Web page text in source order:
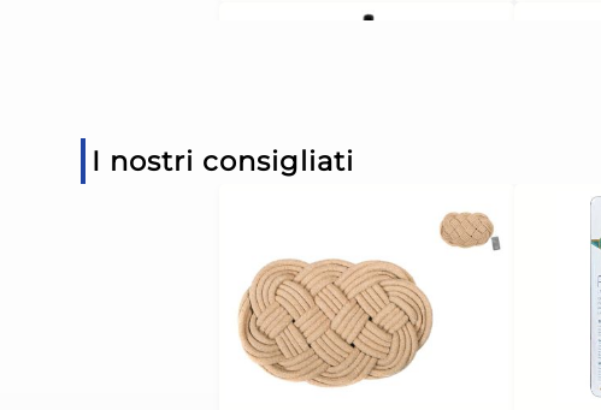
Giorno stimato per la spedizione:
I nostri consigliati